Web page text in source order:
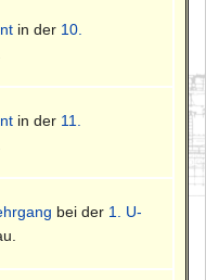
in der 10.
in der 11.
bei der 1. U-